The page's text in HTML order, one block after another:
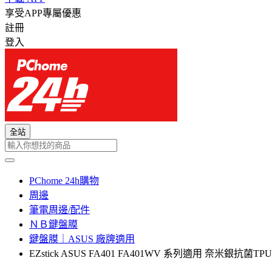
享受APP專屬優惠
註冊
登入
全站
PChome 24h購物
周邊
筆電周邊/配件
ＮＢ鍵盤膜
鍵盤膜｜ASUS 廠牌適用
EZstick ASUS FA401 FA401WV 系列適用 奈米銀抗菌